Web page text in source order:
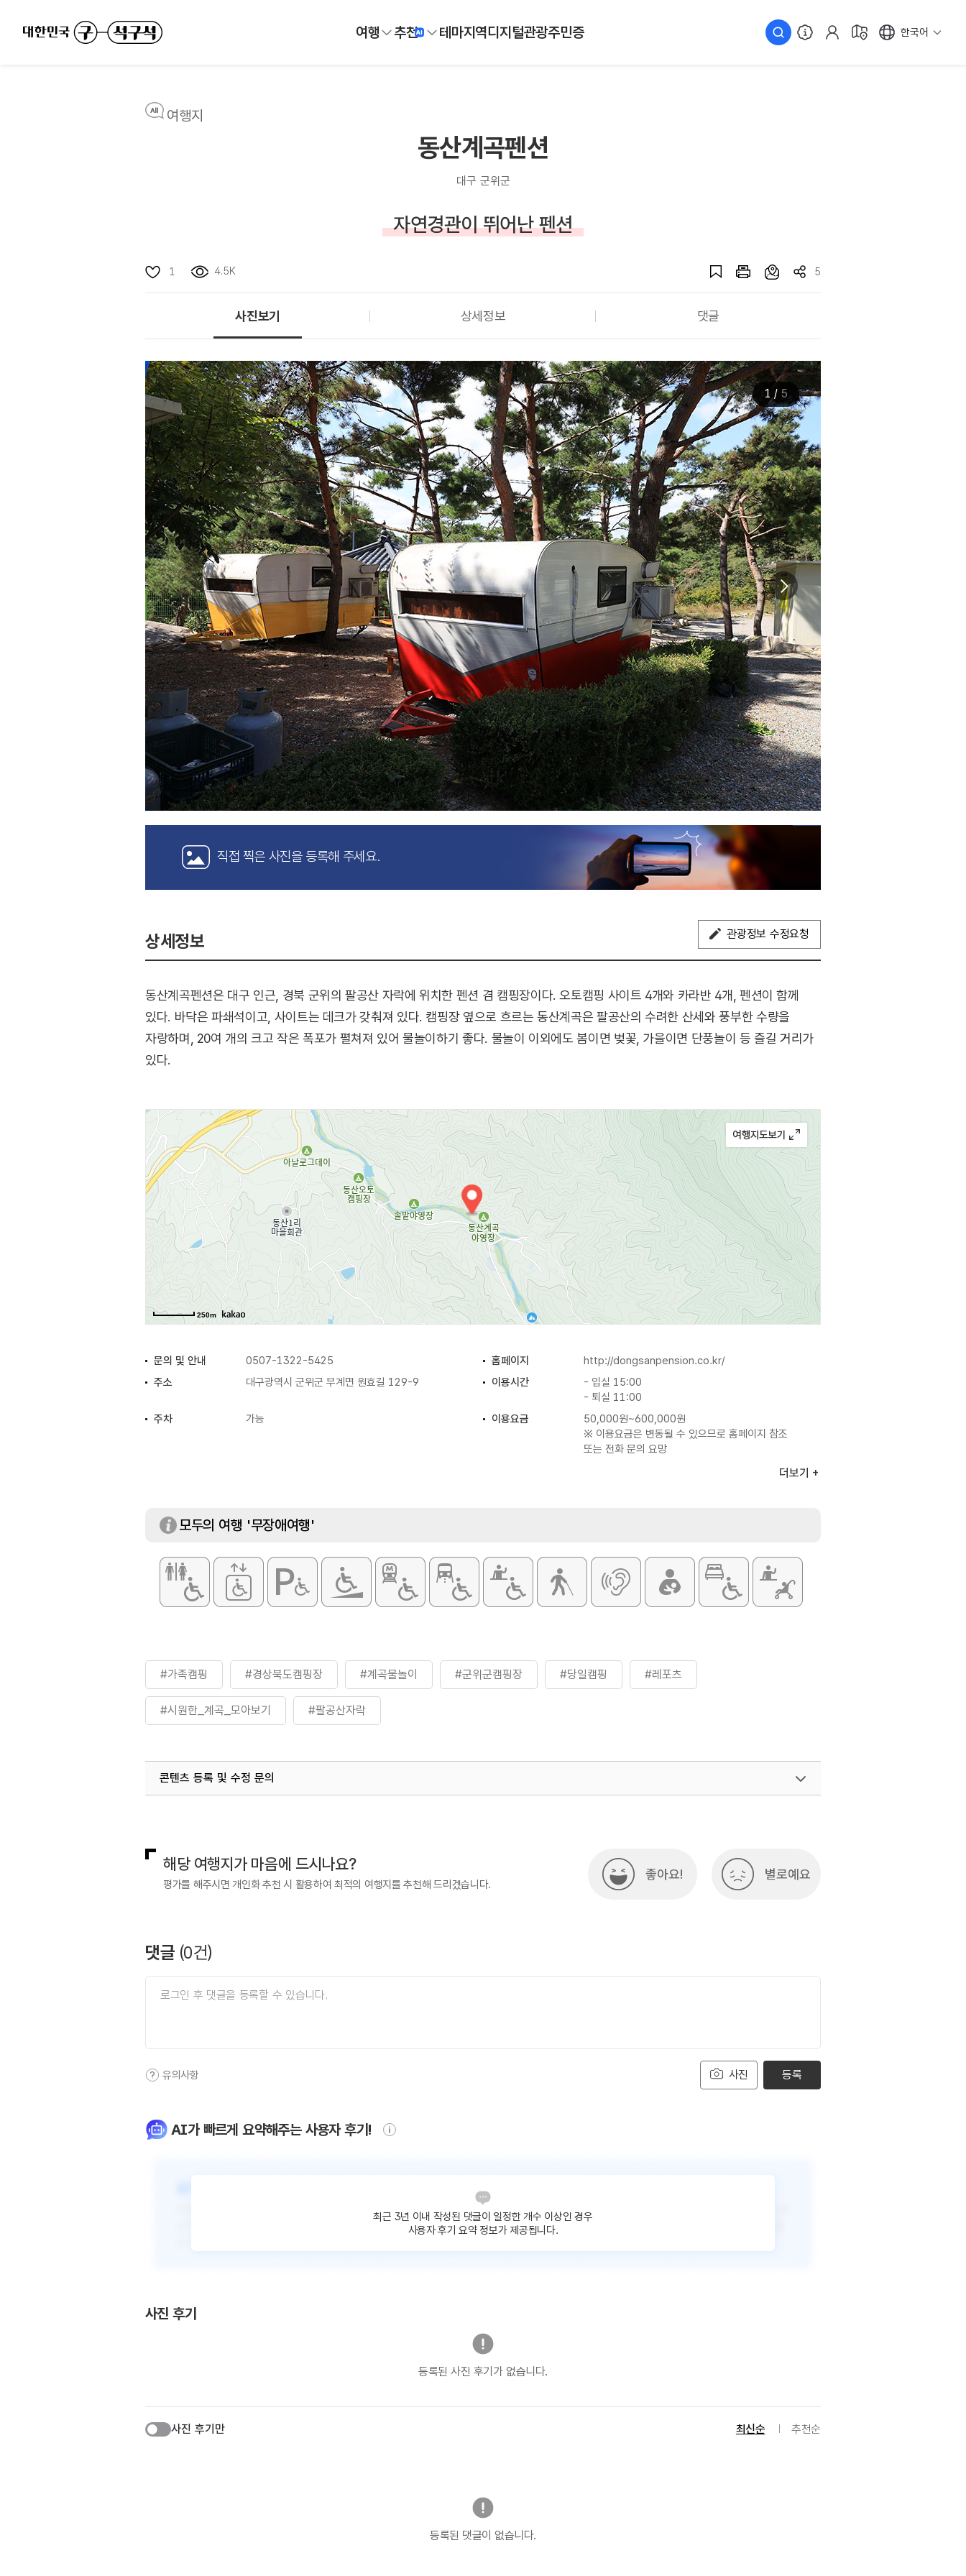
여행 추천 테마지역디지털관광주민증 한국어
여행지
동산계곡펜션
대구 군위군
자연경관이 뛰어난 펜션
1 4.5K 5
사진보기 상세정보 댓글
1 / 5
직접 찍은 사진을 등록해 주세요.
상세정보 관광정보 수정요청
동산계곡펜션은 대구 인근, 경북 군위의 팔공산 자락에 위치한 펜션 겸 캠핑장이다. 오토캠핑 사이트 4개와 카라반 4개, 펜션이 함께
있다. 바닥은 파쇄석이고, 사이트는 데크가 갖춰져 있다. 캠핑장 옆으로 흐르는 동산계곡은 팔공산의 수려한 산세와 풍부한 수량을
자랑하며, 20여 개의 크고 작은 폭포가 펼쳐져 있어 물놀이하기 좋다. 물놀이 이외에도 봄이면 벚꽃, 가을이면 단풍놀이 등 즐길 거리가
있다.
250m
문의 및 안내 0507-1322-5425 홈페이지
http://dongsanpension.co.kr/
주소
대구광역시 군위군 부계면 원효길 129-9 이용시간
- 입실 15:00
- 퇴실 11:00
주차
가능 이용요금
50,000원~600,000원
※ 이용요금은 변동될 수 있으므로 홈페이지 참조
또는 전화 문의 요망
더보기
모두의 여행 '무장애여행'
#가족캠핑 #경상북도캠핑장 #계곡물놀이 #군위군캠핑장 #당일캠핑 #레포츠
#시원한_계곡_모아보기 #팔공산자락
콘텐츠 등록 및 수정 문의
해당 여행지가 마음에 드시나요?
평가를 해주시면 개인화 추천 시 활용하여 최적의 여행지를 추천해 드리겠습니다.
좋아요! 별로예요
댓글 (0건)
사진
유의사항 등록
AI가 빠르게 요약해주는 사용자 후기!
최근 3년 이내 작성된 댓글이 일정한 개수 이상인 경우
사용자 후기 요약 정보가 제공됩니다.
사진 후기
등록된 사진 후기가 없습니다.
사진 후기만 최신순 추천순
등록된 댓글이 없습니다.